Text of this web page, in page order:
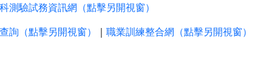
測驗試務資訊網（點擊另開視窗）
詢（點擊另開視窗） ｜ 職業訓練整合網（點擊另開視窗）